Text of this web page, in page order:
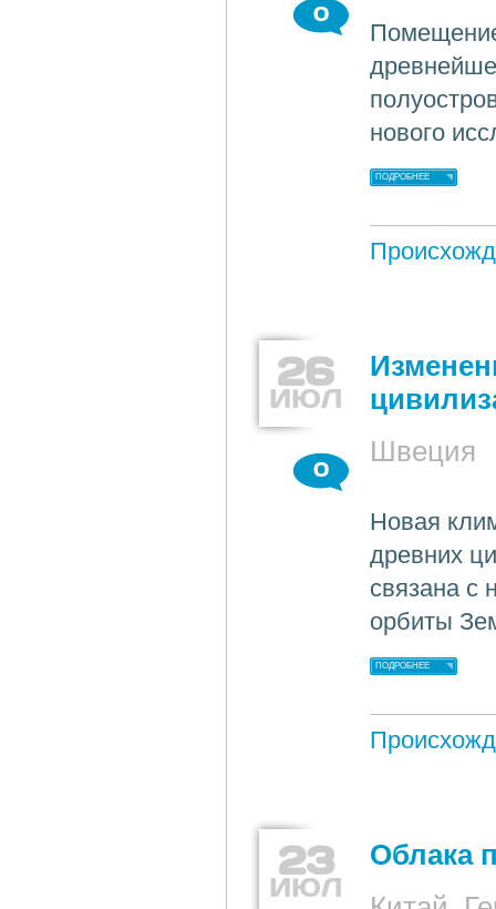
0
нового
ПОДРОБНЕЕ
26
ИЮЛ
Швеция
0
Новая
древних
связана с
орбиты
ПОДРОБНЕЕ
23
ИЮЛ
Облака